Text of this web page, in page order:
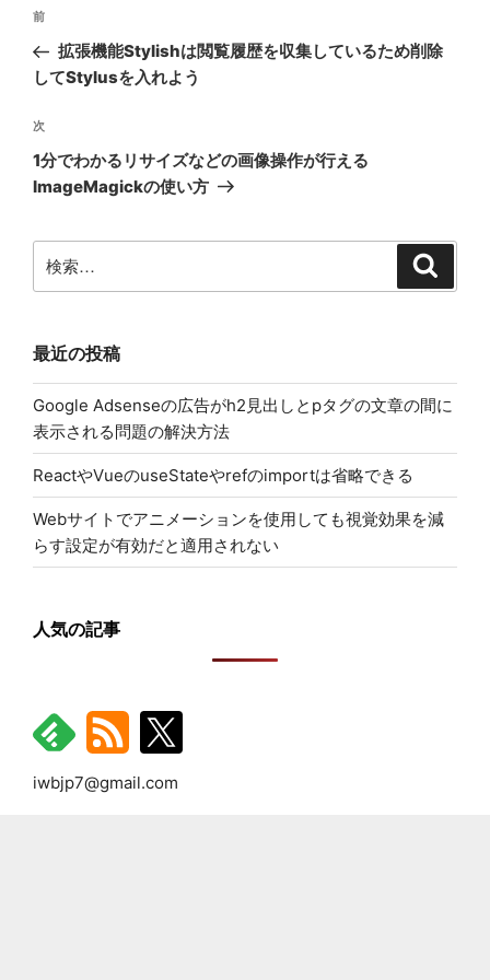
ー
ナ
ゲ
ー
シ
ン
前
の
投
前
拡張機能Stylishは閲覧履歴を収集しているため削除
してStylusを入れよう
次
の
投
次
1分でわかるリサイズなどの画像操作が行える
ImageMagickの使い方
索:
最近の投稿
Google Adsenseの広告がh2見出しとpタグの文章の間に
表示される問題の解決方法
ReactやVueのuseStateやrefのimportは省略できる
Webサイトでアニメーションを使用しても視覚効果を減
らす設定が有効だと適用されない
人気の記事
iwbjp7@gmail.com